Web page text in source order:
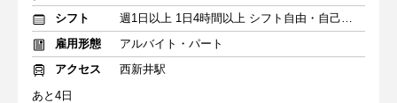
シフト
週1日以上 1日4時間以上 シフト自由・自己申告
雇用形態
アルバイト・パート
アクセス
西新井駅
あと4日